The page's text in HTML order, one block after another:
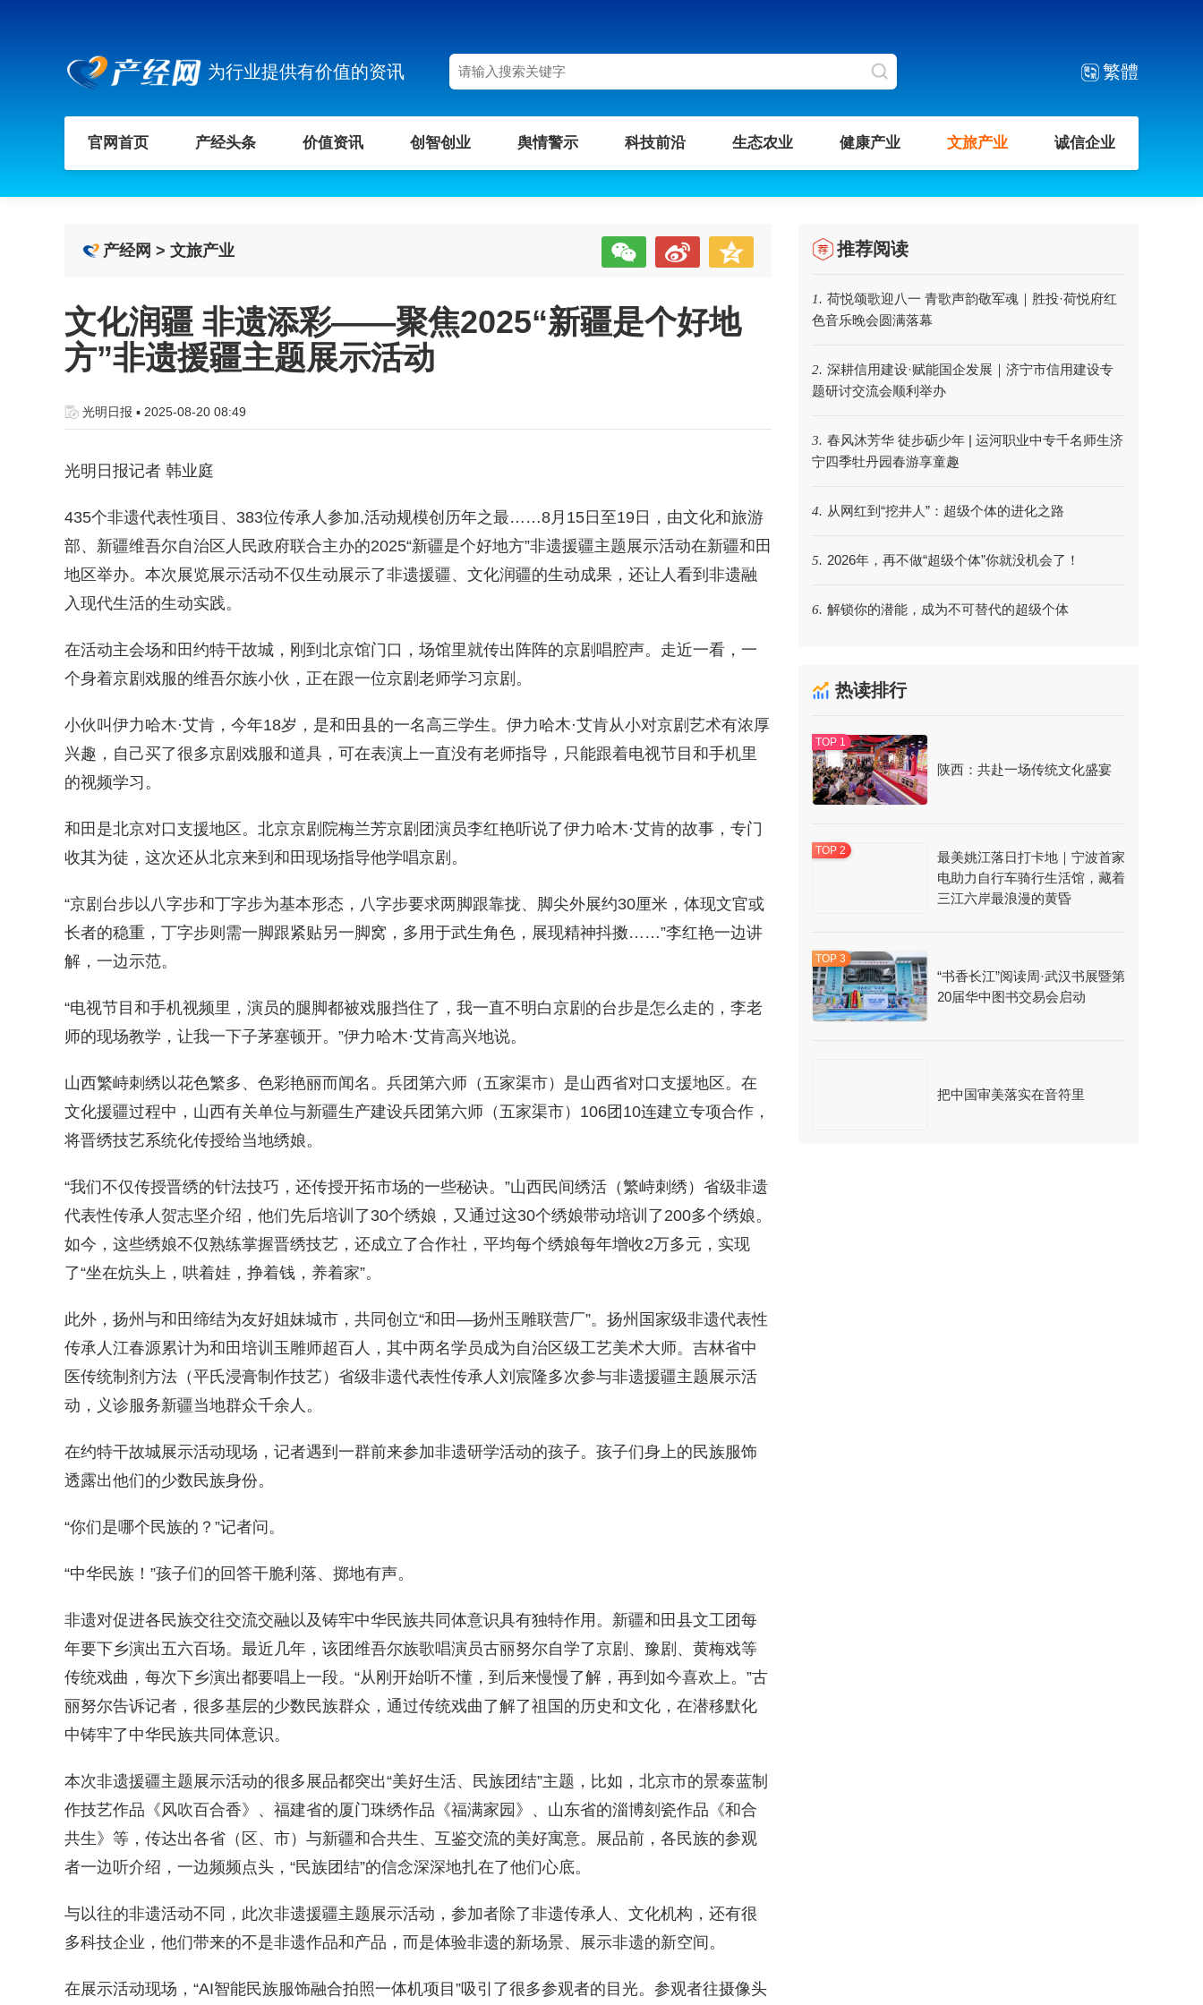
为行业提供有价值的资讯 繁體
官网首页 产经头条 价值资讯 创智创业 舆情警示 科技前沿 生态农业 健康产业 文旅产业 诚信企业
产经网 > 文旅产业
文化润疆 非遗添彩——聚焦2025“新疆是个好地
方”非遗援疆主题展示活动
光明日报 ▪ 2025-08-20 08:49
光明日报记者 韩业庭
435个非遗代表性项目、383位传承人参加,活动规模创历年之最……8月15日至19日，由文化和旅游
部、新疆维吾尔自治区人民政府联合主办的2025“新疆是个好地方”非遗援疆主题展示活动在新疆和田
地区举办。本次展览展示活动不仅生动展示了非遗援疆、文化润疆的生动成果，还让人看到非遗融
入现代生活的生动实践。
在活动主会场和田约特干故城，刚到北京馆门口，场馆里就传出阵阵的京剧唱腔声。走近一看，一
个身着京剧戏服的维吾尔族小伙，正在跟一位京剧老师学习京剧。
小伙叫伊力哈木·艾肯，今年18岁，是和田县的一名高三学生。伊力哈木·艾肯从小对京剧艺术有浓厚
兴趣，自己买了很多京剧戏服和道具，可在表演上一直没有老师指导，只能跟着电视节目和手机里
的视频学习。
和田是北京对口支援地区。北京京剧院梅兰芳京剧团演员李红艳听说了伊力哈木·艾肯的故事，专门
收其为徒，这次还从北京来到和田现场指导他学唱京剧。
“京剧台步以‌八字步‌和‌丁字步‌为基本形态，八字步要求两脚跟靠拢、脚尖外展约30厘米，体现文官或
长者的稳重，丁字步则需一脚跟紧贴另一脚窝，多用于武生角色，展现精神抖擞……‌‌”李红艳一边讲
解，一边示范。
“电视节目和手机视频里，演员的腿脚都被戏服挡住了，我一直不明白京剧的台步是怎么走的，李老
师的现场教学，让我一下子茅塞顿开。”伊力哈木·艾肯高兴地说。
山西繁峙刺绣以花色繁多、色彩艳丽而闻名。兵团第六师（五家渠市）是山西省对口支援地区。在
文化援疆过程中，山西有关单位与新疆生产建设兵团第六师（五家渠市）106团10连建立专项合作，
将晋绣技艺系统化传授给当地绣娘。
“我们不仅传授晋绣的针法技巧，还传授开拓市场的一些秘诀。”山西民间绣活（繁峙刺绣）省级非遗
代表性传承人贺志坚介绍，他们先后培训了30个绣娘，又通过这30个绣娘带动培训了200多个绣娘。
如今，这些绣娘不仅熟练掌握晋绣技艺，还成立了合作社，平均每个绣娘每年增收2万多元，实现
了“坐在炕头上，哄着娃，挣着钱，养着家”。
此外，扬州与和田缔结为友好姐妹城市，共同创立“和田—扬州玉雕联营厂”。扬州国家级非遗代表性
传承人江春源累计为和田培训玉雕师超百人，其中两名学员成为自治区级工艺美术大师。吉林省中
医传统制剂方法（平氏浸膏制作技艺）省级非遗代表性传承人刘宸隆多次参与非遗援疆主题展示活
动，义诊服务新疆当地群众千余人。
在约特干故城展示活动现场，记者遇到一群前来参加非遗研学活动的孩子。孩子们身上的民族服饰
透露出他们的少数民族身份。
“你们是哪个民族的？”记者问。
“中华民族！”孩子们的回答干脆利落、掷地有声。
非遗对促进各民族交往交流交融以及铸牢中华民族共同体意识具有独特作用。新疆和田县文工团每
年要下乡演出五六百场。最近几年，该团维吾尔族歌唱演员古丽努尔自学了京剧、豫剧、黄梅戏等
传统戏曲，每次下乡演出都要唱上一段。“从刚开始听不懂，到后来慢慢了解，再到如今喜欢上。”古
丽努尔告诉记者，很多基层的少数民族群众，通过传统戏曲了解了祖国的历史和文化，在潜移默化
中铸牢了中华民族共同体意识。
本次非遗援疆主题展示活动的很多展品都突出“美好生活、民族团结”主题，比如，北京市的景泰蓝制
作技艺作品《风吹百合香》、福建省的厦门珠绣作品《福满家园》、山东省的淄博刻瓷作品《和合
共生》等，传达出各省（区、市）与新疆和合共生、互鉴交流的美好寓意。展品前，各民族的参观
者一边听介绍，一边频频点头，“民族团结”的信念深深地扎在了他们心底。
与以往的非遗活动不同，此次非遗援疆主题展示活动，参加者除了非遗传承人、文化机构，还有很
多科技企业，他们带来的不是非遗作品和产品，而是体验非遗的新场景、展示非遗的新空间。
在展示活动现场，“AI智能民族服饰融合拍照一体机项目”吸引了很多参观者的目光。参观者往摄像头
推荐阅读
1. 荷悦颂歌迎八一 青歌声韵敬军魂｜胜投·荷悦府红
色音乐晚会圆满落幕
2. 深耕信用建设·赋能国企发展｜济宁市信用建设专
题研讨交流会顺利举办
3. 春风沐芳华 徒步砺少年 | 运河职业中专千名师生济
宁四季牡丹园春游享童趣
4. 从网红到“挖井人”：超级个体的进化之路
5. 2026年，再不做“超级个体”你就没机会了！
6. 解锁你的潜能，成为不可替代的超级个体
热读排行
陕西：共赴一场传统文化盛宴
最美姚江落日打卡地｜宁波首家
电助力自行车骑行生活馆，藏着
三江六岸最浪漫的黄昏
“书香长江”阅读周·武汉书展暨第
20届华中图书交易会启动
把中国审美落实在音符里